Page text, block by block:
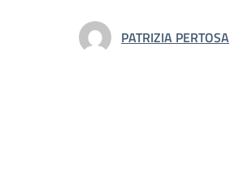
PATRIZIA PERTOSA